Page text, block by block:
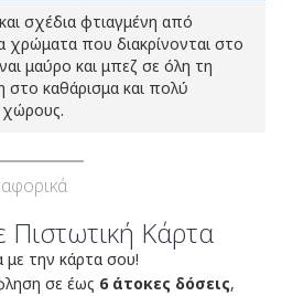
σχέδια φτιαγμένη από
χρώματα που διακρίνονται στο
μαύρο και μπεζ σε όλη τη
στο καθάρισμα και πολύ
χώρους.
Πιστωτική Κάρτα
με την κάρτα σου!
σε έως 6 άτοκες δόσεις,